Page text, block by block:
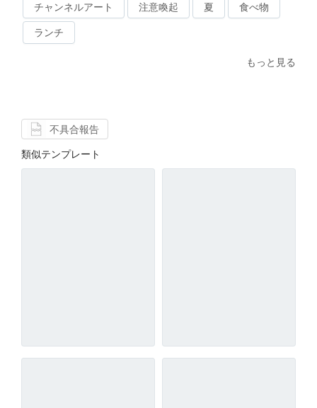
チャンネルアート 注意喚起 夏 食べ物
ランチ
もっと見る
不具合報告
類似テンプレート